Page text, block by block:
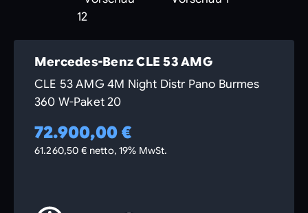
Mercedes-Benz CLE 53 AMG
CLE 53 AMG 4M Night Distr Pano Burmes
360 W-Paket 20
72.900,00 €
61.260,50 € netto, 19% MwSt.